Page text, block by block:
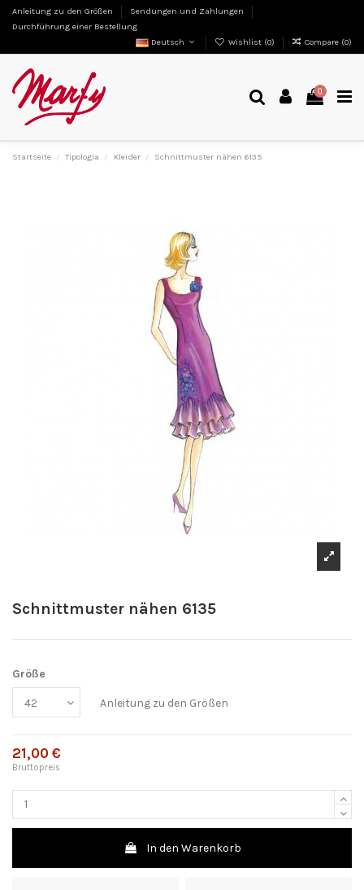
Anleitung zu den Größen
Sendungen und Zahlungen
Durchführung einer Bestellung
Deutsch
Wishlist (0) Compare (0)
0
Startseite Tipologia Kleider Schnittmuster nähen 6135
Schnittmuster nähen 6135
Größe
Anleitung zu den Größen
21,00 €
Bruttopreis
In den Warenkorb